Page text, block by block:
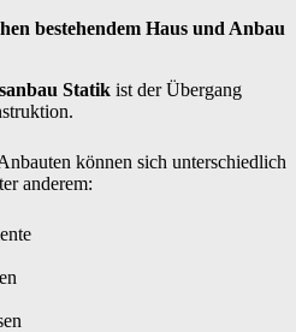
bestehendem Haus und Anbau
Statik ist der Übergang
können sich unterschiedlich
anderem: